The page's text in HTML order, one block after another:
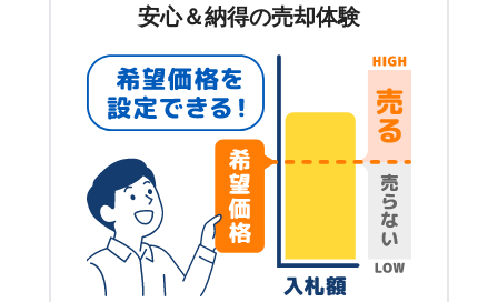
安心＆納得の売却体験